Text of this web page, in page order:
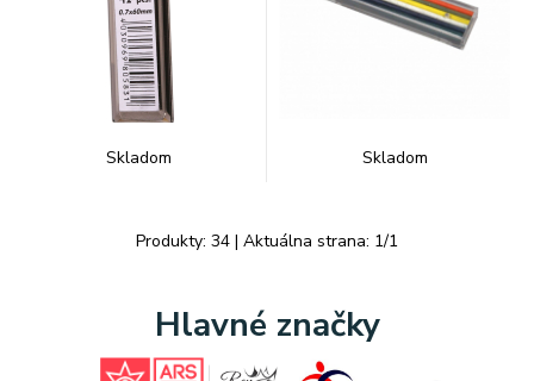
Skladom Skladom
Produkty: 34 | Aktuálna strana: 1/1
Hlavné značky